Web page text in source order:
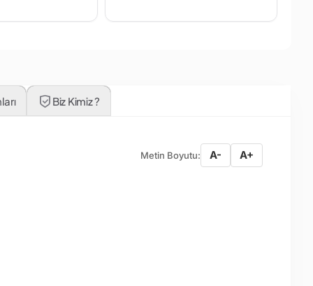
Biz Kimiz ?
Metin Boyutu: A- A+